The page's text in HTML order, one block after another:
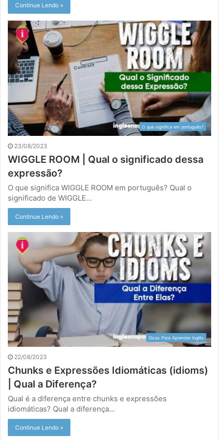
Continue Lendo »
O que significa em português?
23/08/2023
WIGGLE ROOM | Qual o significado dessa
expressão?
O que significa WIGGLE ROOM em português? Qual o
significado de WIGGLE…
Continue Lendo »
Dicas Para Aprender Inglês
22/08/2023
Chunks e Expressões Idiomáticas (idioms)
| Qual a Diferença?
Qual é a diferença entre chunks e expressões
idiomáticas? Qual a diferença…
Continue Lendo »